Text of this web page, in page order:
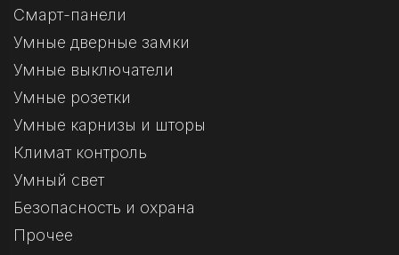
Смарт-панели
Умные дверные замки
Умные выключатели
Умные розетки
Умные карнизы и шторы
Климат контроль
Умный свет
Безопасность и охрана
Прочее